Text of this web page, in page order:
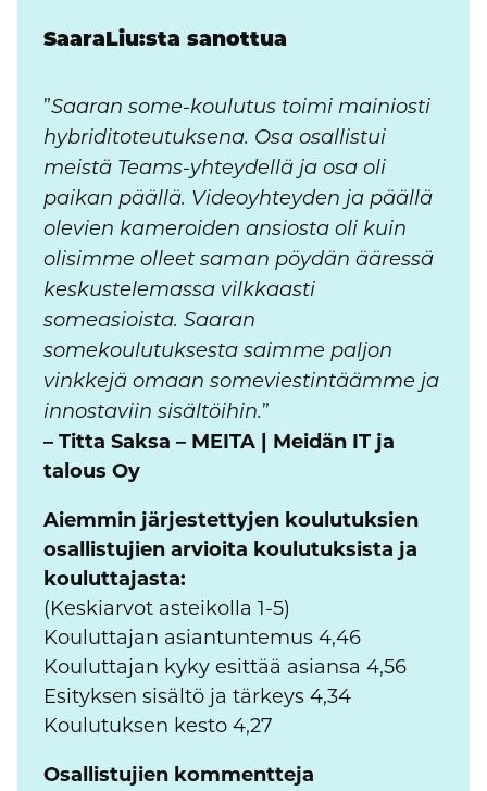
SaaraLiu:sta sanottua
”Saaran some-koulutus toimi mainiosti
hybriditoteutuksena. Osa osallistui
meistä Teams-yhteydellä ja osa oli
paikan päällä. Videoyhteyden ja päällä
olevien kameroiden ansiosta oli kuin
olisimme olleet saman pöydän ääressä
keskustelemassa vilkkaasti
someasioista. Saaran
somekoulutuksesta saimme paljon
vinkkejä omaan someviestintäämme ja
innostaviin sisältöihin.”
– Titta Saksa – MEITA | Meidän IT ja
talous Oy
Aiemmin järjestettyjen koulutuksien
osallistujien arvioita koulutuksista ja
kouluttajasta:
(Keskiarvot asteikolla 1-5)
Kouluttajan asiantuntemus 4,46
Kouluttajan kyky esittää asiansa 4,56
Esityksen sisältö ja tärkeys 4,34
Koulutuksen kesto 4,27
Osallistujien kommentteja